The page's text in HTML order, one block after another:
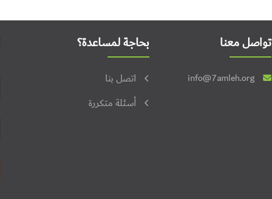
تواصل معنا
info@7amleh.org
بحاجة لمساعدة؟
اتصل بنا
أسئلة متكررة